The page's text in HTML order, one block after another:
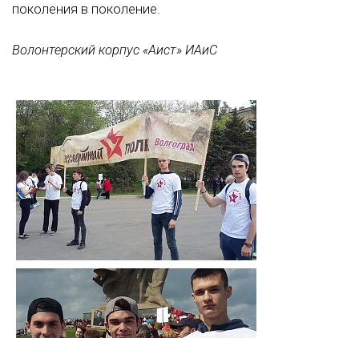
поколения в поколение.
Волонтерский корпус «Аист» ИАиС